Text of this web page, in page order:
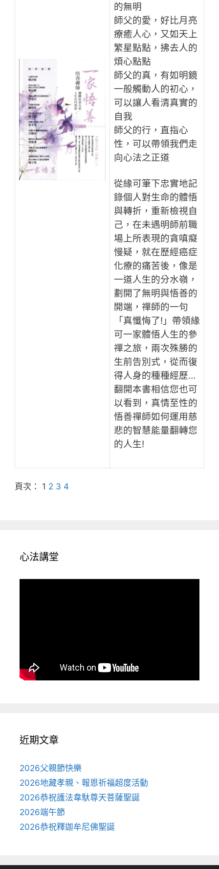
的無明
師父的愛，好比月亮
療癒人心，又如天上
繁星點點，拂去人的
煩心點點
師父的真，有如明鏡
一般觸動人的初心，
可以讓人看清真實的
自我
師父的行，直指心
性，可以帶領我們走
向心法之正道
從緣可筆下忠實地記
錄個人對生命的體悟
與轉折，重新檢視自
己，在未遇明師前職
場上所表現的貪嗔癡
慢疑，就在歷經癌症
化療的痛苦後，像是
一道人生的分水嶺，
劃開了無明與悟善的
開端，禪師的一句
「真懺悔了!」帶領緣
可一家體悟人生的參
禪之旅，兩次殊勝的
生前告別式，從而復
得人身的種種經歷…
翻開本書相信您也可
以看到，真情至性的
悟善禪師如何運用慈
悲的智慧能量翻轉您
的人生!
頁次： 1 2 3 4
心法講堂
近期文章
2026父親節快樂
2026地藏孝親、報恩祈福超度活動
2026恭祝護法韋馱尊天菩薩聖誕
2026端午節
2026恭祝釋迦牟尼佛聖誕